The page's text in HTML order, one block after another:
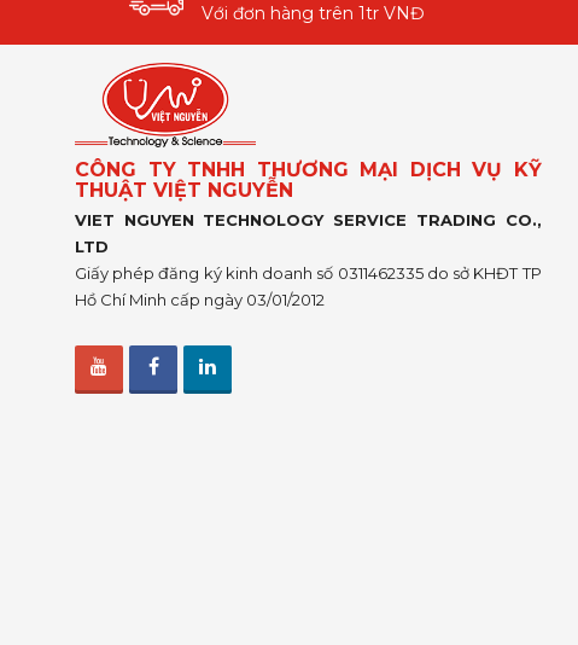
Với đơn hàng trên 1tr VNĐ
CÔNG TY TNHH THƯƠNG MẠI DỊCH VỤ KỸ
THUẬT VIỆT NGUYỄN
VIET NGUYEN TECHNOLOGY SERVICE TRADING CO.,
LTD
Giấy phép đăng ký kinh doanh số 0311462335 do sở KHĐT TP
Hồ Chí Minh cấp ngày 03/01/2012